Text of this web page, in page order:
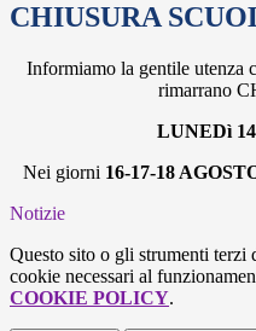
CHIUSURA
Informiamo la gentile
rimarrano
LUNEDì
Nei giorni 16-17-18
Notizie
Questo sito o gli strumenti terzi
cookie necessari al
COOKIE POLICY.